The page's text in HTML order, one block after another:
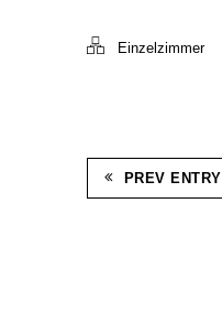
Einzelzimmer
PREV ENTRY